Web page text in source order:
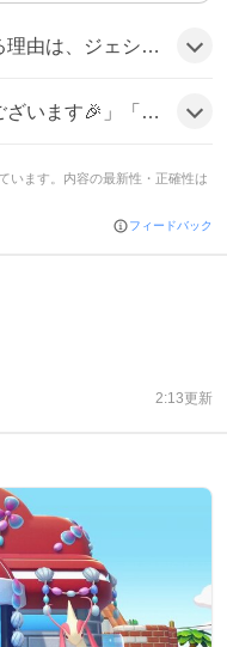
節目を迎えたことがファンの感情を高揚させたためだと考えられる。
い❤️」など、祝福の声が多数寄せられ、テンションが上がっている雰囲気だ。
います。内容の最新性・正確性は
フィードバック
2:13更新